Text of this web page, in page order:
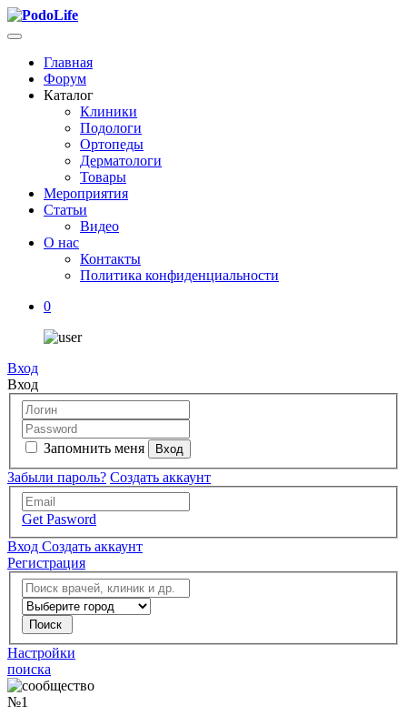
Главная
Форум
Каталог
Клиники
Подологи
Ортопеды
Дерматологи
Товары
Мероприятия
Статьи
Видео
О нас
Контакты
Политика конфиденциальности
0
Вход
Вход
Запомнить меня
Забыли пароль? Создать аккаунт
Get Pasword
Вход Создать аккаунт
Регистрация
Настройки
поиска
№1